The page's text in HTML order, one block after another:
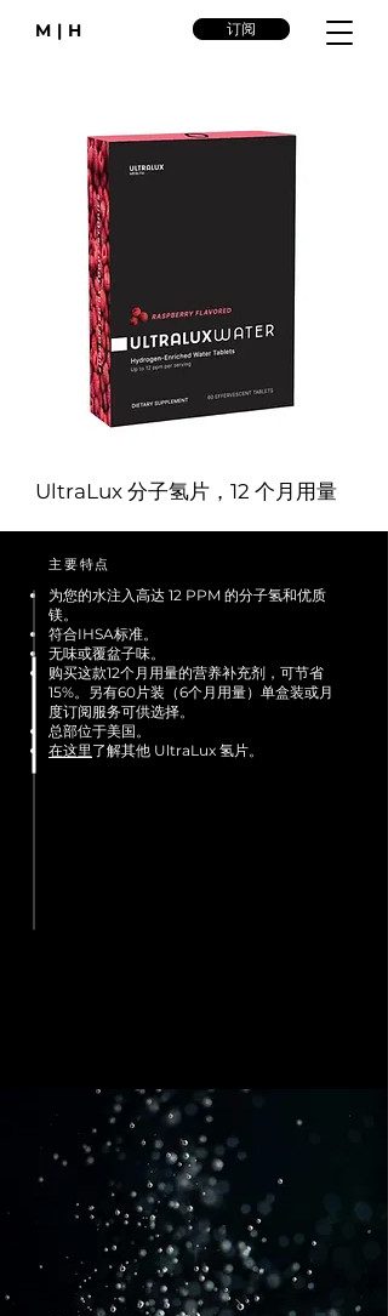
M|H 订阅
UltraLux 分子氢片，12 个月用量
主要特点
为您的水注入高达 12 PPM 的分子氢和优质
镁。
符合IHSA标准。
无味或覆盆子味。
购买这款12个月用量的营养补充剂，可节省
15%。另有60片装（6个月用量）单盒装或月
度订阅服务可供选择。
总部位于美国。
在这里了解其他 UltraLux 氢片。